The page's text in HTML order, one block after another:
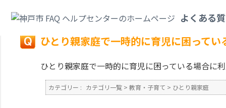
よくある
戻る
ひとり親家庭で一時的に育児に困って
ひとり親家庭で一時的に育児に困っている場合に
カテゴリー : カテゴリ一覧 > 教育・子育て > ひとり親家庭